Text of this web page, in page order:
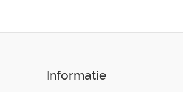
Informatie